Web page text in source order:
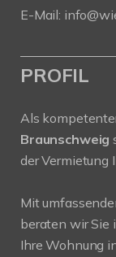
E-Mail:
PROFIL
Als
Braunschweig
der Vermietung
Mit
beraten wir Sie
Ihre Wohnung